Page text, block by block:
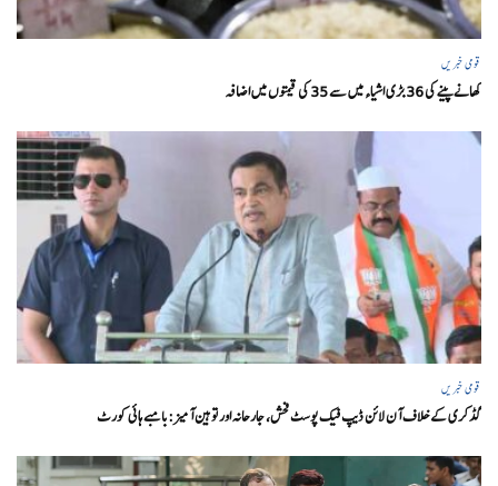
قومی خبریں
کھانے پینے کی 36 بڑی اشیاء میں سے 35 کی قیمتوں میں اضافہ
قومی خبریں
گڈکری کے خلاف آن لائن ڈیپ فیک پوسٹ فحش، جارحانہ اور توہین آمیز:بامبے ہائی کورٹ